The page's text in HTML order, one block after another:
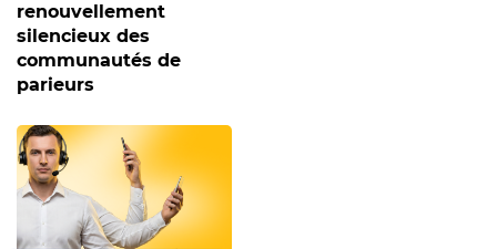
renouvellement
silencieux des
communautés de
parieurs